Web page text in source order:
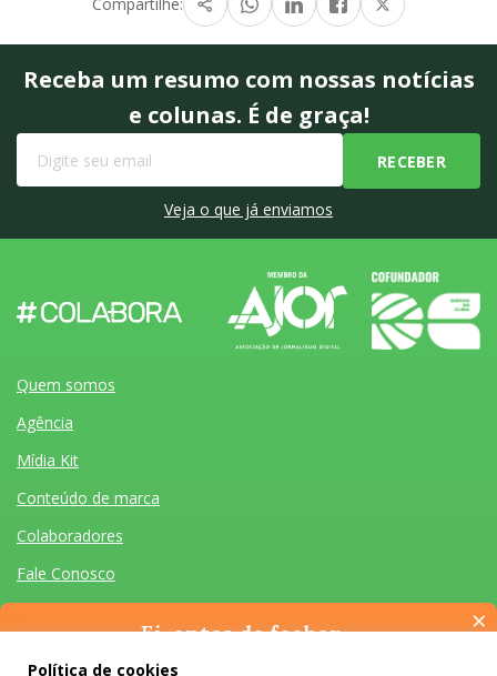
Receba um resumo com nossas notícias
e colunas. É de graça!
Veja o que já enviamos
Quem somos
Agência
Mídia Kit
Conteúdo de marca
Colaboradores
Fale Conosco
Política de cookies
×
Ei, antes de fechar…
Pense na importância de manter-se informado(a). Quer ter